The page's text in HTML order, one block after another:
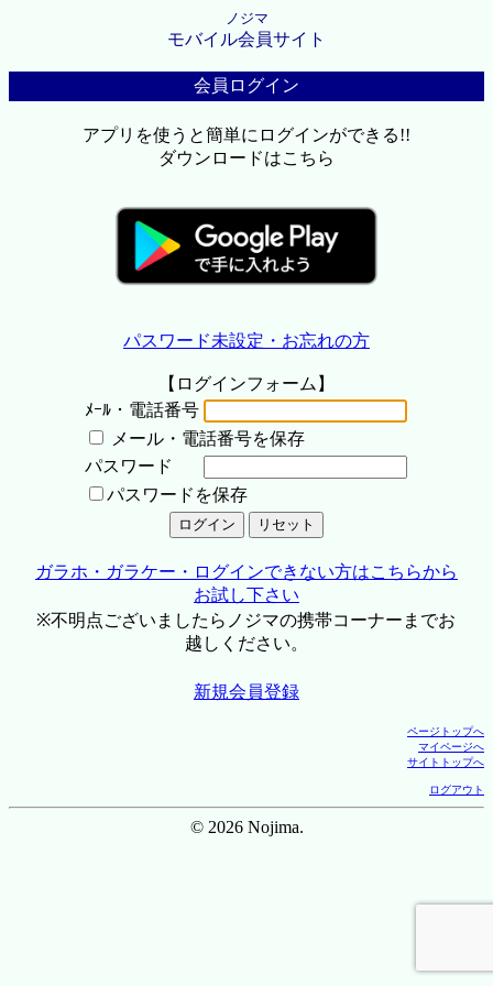
ノジマ
モバイル会員サイト
会員ログイン
アプリを使うと簡単にログインができる!!
ダウンロードはこちら
パスワード未設定・お忘れの方
【ログインフォーム】
ﾒｰﾙ・電話番号
メール・電話番号を保存
パスワード
パスワードを保存
ガラホ・ガラケー・ログインできない方はこちらから
お試し下さい
※不明点ございましたらノジマの携帯コーナーまでお
越しください。
新規会員登録
ページトップへ
マイページへ
サイトトップへ
ログアウト
© 2026 Nojima.